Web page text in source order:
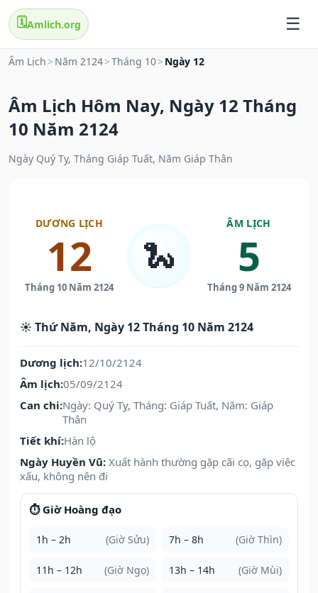
🗓️Amlich.org
Âm Lịch > Năm 2124>Tháng 10> Ngày 12
Âm Lịch Hôm Nay, Ngày 12 Tháng
10 Năm 2124
Ngày Quý Tỵ, Tháng Giáp Tuất, Năm Giáp Thân
DƯƠNG LỊCH
12
Tháng 10 Năm 2124
🐍
ÂM LỊCH
5
Tháng 9 Năm 2124
☀️ Thứ Năm, Ngày 12 Tháng 10 Năm 2124
Dương lịch:12/10/2124
Âm lịch:05/09/2124
Can chi:Ngày: Quý Tỵ, Tháng: Giáp Tuất, Năm: Giáp
Thân
Tiết khí:Hàn lộ
Ngày Huyền Vũ: Xuất hành thường gặp cãi cọ, gặp việc
xấu, không nên đi
⏱️ Giờ Hoàng đạo
1h – 2h (Giờ Sửu) 7h – 8h (Giờ Thìn)
11h – 12h (Giờ Ngọ) 13h – 14h (Giờ Mùi)